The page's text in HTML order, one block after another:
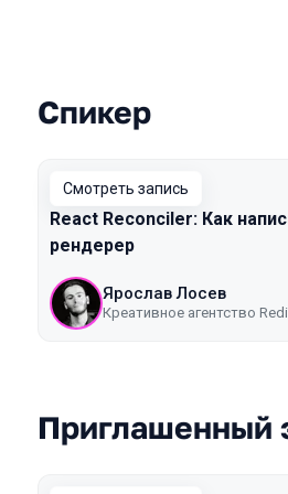
Выступления в
Спикер
Смотреть запись
React Reconciler: Как
рендерер
Ярослав Лосев
Креативное агентство
Приглашенный